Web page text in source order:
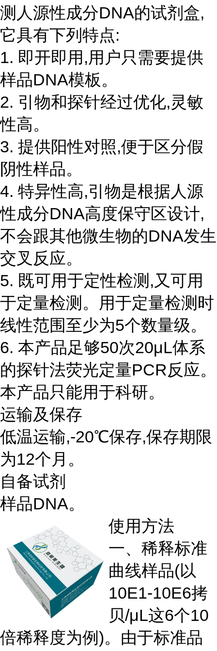
测人源性成分DNA的试剂盒,
它具有下列特点:
1. 即开即用,用户只需要提供
样品DNA模板。
2. 引物和探针经过优化,灵敏
性高。
3. 提供阳性对照,便于区分假
阴性样品。
4. 特异性高,引物是根据人源
性成分DNA高度保守区设计,
不会跟其他微生物的DNA发生
交叉反应。
5. 既可用于定性检测,又可用
于定量检测。用于定量检测时
线性范围至少为5个数量级。
6. 本产品足够50次20μL体系
的探针法荧光定量PCR反应。
本产品只能用于科研。
运输及保存
低温运输,-20℃保存,保存期限
为12个月。
自备试剂
样品DNA。
使用方法
一、稀释标准
曲线样品(以
10E1-10E6拷
贝/μL这6个10
倍稀释度为例)。由于标准品